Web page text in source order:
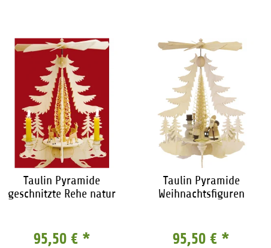
Taulin Pyramide
geschnitzte Rehe natur
95,50 € *
Taulin Pyramide
Weihnachtsfiguren
95,50 € *